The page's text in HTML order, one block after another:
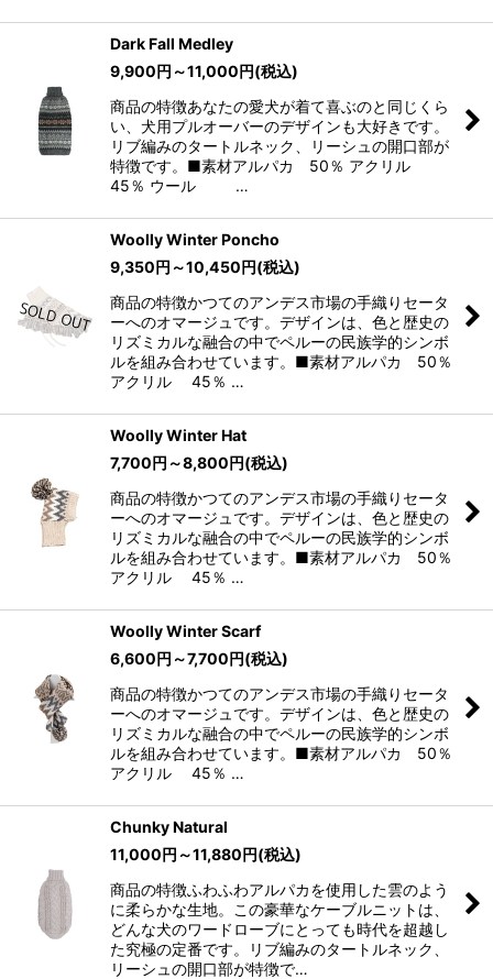
Dark Fall Medley
9,900円 ～11,000円(税込)
商品の特徴あなたの愛犬が着て喜ぶのと同じくら
い、犬用プルオーバーのデザインも大好きです。
リブ編みのタートルネック、リーシュの開口部が
特徴です。■素材アルパカ 50％ アクリル
45％ ウール …
Woolly Winter Poncho
9,350円 ～10,450円(税込)
商品の特徴かつてのアンデス市場の手織りセータ
ーへのオマージュです。デザインは、色と歴史の
リズミカルな融合の中でペルーの民族学的シンボ
ルを組み合わせています。■素材アルパカ 50％
アクリル 45％ …
Woolly Winter Hat
7,700円 ～8,800円(税込)
商品の特徴かつてのアンデス市場の手織りセータ
ーへのオマージュです。デザインは、色と歴史の
リズミカルな融合の中でペルーの民族学的シンボ
ルを組み合わせています。■素材アルパカ 50％
アクリル 45％ …
Woolly Winter Scarf
6,600円 ～7,700円(税込)
商品の特徴かつてのアンデス市場の手織りセータ
ーへのオマージュです。デザインは、色と歴史の
リズミカルな融合の中でペルーの民族学的シンボ
ルを組み合わせています。■素材アルパカ 50％
アクリル 45％ …
Chunky Natural
11,000円 ～11,880円(税込)
商品の特徴ふわふわアルパカを使用した雲のよう
に柔らかな生地。この豪華なケーブルニットは、
どんな犬のワードローブにとっても時代を超越し
た究極の定番です。リブ編みのタートルネック、
リーシュの開口部が特徴で…